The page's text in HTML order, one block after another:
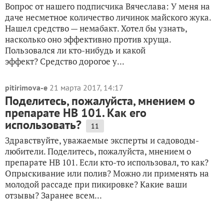
Вопрос от нашего подписчика Вячеслава: У меня на
даче несметное количество личинок майского жука.
Нашел средство — немабакт. Хотел бы узнать,
насколько оно эффективно против хруща.
Пользовался ли кто-нибудь и какой
эффект? Средство дорогое у...
pitirimova-e 21 марта 2017, 14:17
Поделитесь, пожалуйста, мнением о
препарате НВ 101. Как его
использовать? 11
Здравствуйте, уважаемые эксперты и садоводы-
любители. Поделитесь, пожалуйста, мнением о
препарате НВ 101. Если кто-то использовал, то как?
Опрыскивание или полив? Можно ли применять на
молодой рассаде при пикировке? Какие ваши
отзывы? Заранее всем...